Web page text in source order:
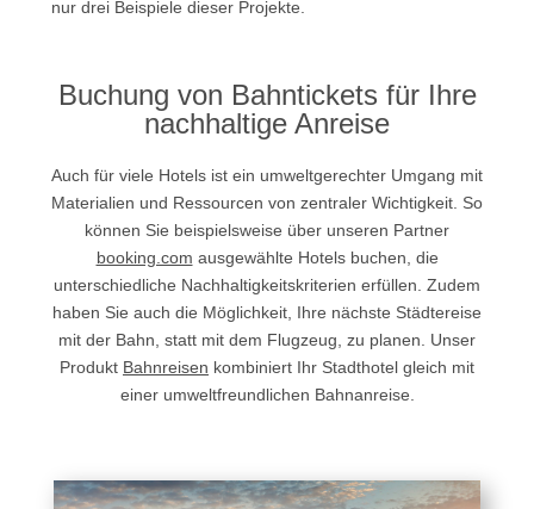
nur drei Beispiele dieser Projekte.
Buchung von Bahntickets für Ihre
nachhaltige Anreise
Auch für viele Hotels ist ein umweltgerechter Umgang mit
Materialien und Ressourcen von zentraler Wichtigkeit. So
können Sie beispielsweise über unseren Partner
booking.com ausgewählte Hotels buchen, die
unterschiedliche Nachhaltigkeitskriterien erfüllen. Zudem
haben Sie auch die Möglichkeit, Ihre nächste Städtereise
mit der Bahn, statt mit dem Flugzeug, zu planen. Unser
Produkt Bahnreisen kombiniert Ihr Stadthotel gleich mit
einer umweltfreundlichen Bahnanreise.